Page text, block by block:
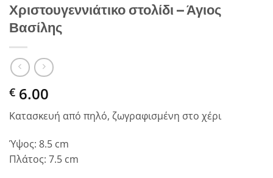
Χριστουγεννιάτικο στολίδι – Άγιος
Βασίλης
€ 6.00
Κατασκευή από πηλό, ζωγραφισμένη στο χέρι
Ύψος: 8.5 cm
Πλάτος: 7.5 cm